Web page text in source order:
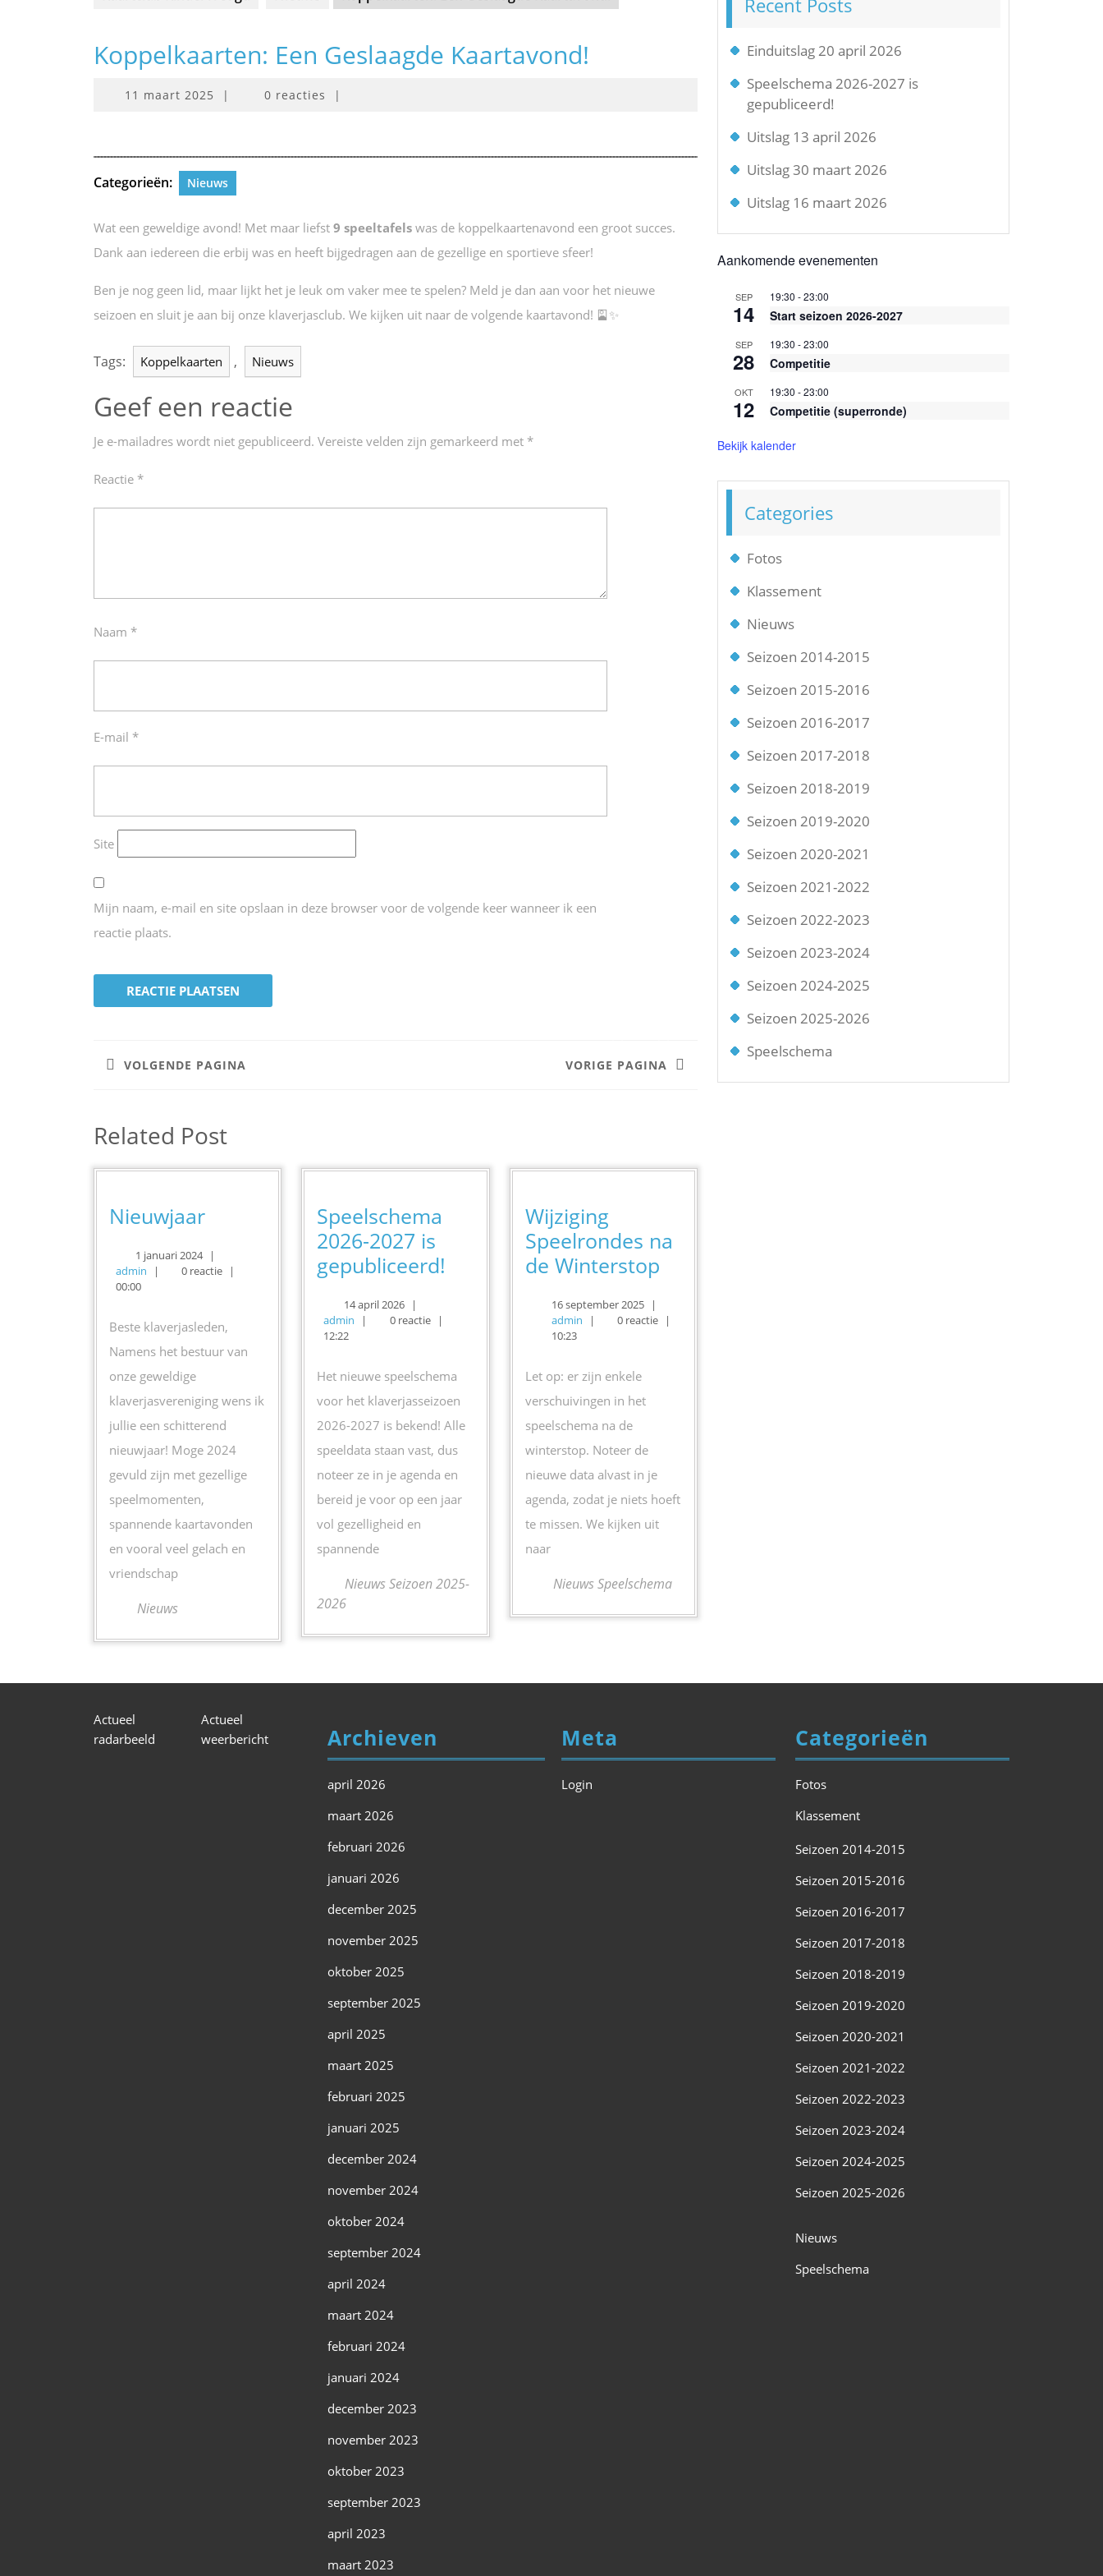
Koppelkaarten: Een Geslaagde Kaartavond!
11 maart 2025 11| 0 reacties |
Categorieën: Nieuws
Wat een geweldige avond! Met maar liefst 9 speeltafels was de koppelkaartenavond een groot succes.
Dank aan iedereen die erbij was en heeft bijgedragen aan de gezellige en sportieve sfeer!
Ben je nog geen lid, maar lijkt het je leuk om vaker mee te spelen? Meld je dan aan voor het nieuwe
seizoen en sluit je aan bij onze klaverjasclub. We kijken uit naar de volgende kaartavond! 🎴✨
Tags: Koppelkaarten , Nieuws
Geef een reactie
Je e-mailadres wordt niet gepubliceerd. Vereiste velden zijn gemarkeerd met *
Reactie *
Naam *
E-mail *
Site
Mijn naam, e-mail en site opslaan in deze browser voor de volgende keer wanneer ik een
reactie plaats.
navigatie
VOLGENDE PAGINA VORIGE PAGINA
Related Post
NieuwjaarNieuwjaar
1 januari 20241
januari
|
admin admin
| 0 reactie
|
00:00
Beste klaverjasleden,
Namens het bestuur van
onze geweldige
klaverjasvereniging wens ik
jullie een schitterend
nieuwjaar! Moge 2024
gevuld zijn met gezellige
speelmomenten,
spannende kaartavonden
en vooral veel gelach en
vriendschap
Nieuws
Speelschema
2026-2027 is
gepubliceerd! Speelschema
14 april 202614
april
|
admin admin
| 0 reactie
|
12:22
Het nieuwe speelschema
voor het klaverjasseizoen
2026-2027 is bekend! Alle
speeldata staan vast, dus
noteer ze in je agenda en
bereid je voor op een jaar
vol gezelligheid en
spannende
Nieuws Seizoen 2025-
2026
Wijziging
Speelrondes na
de WinterstopWijziging
na
16 september 202516
september
|
adminadmin
| 0 reactie
|
10:23
Let op: er zijn enkele
verschuivingen in het
speelschema na de
winterstop. Noteer de
nieuwe data alvast in je
agenda, zodat je niets hoeft
te missen. We kijken uit
naar
Nieuws Speelschema
Recent Posts
Einduitslag 20 april 2026
Speelschema 2026-2027 is
gepubliceerd!
Uitslag 13 april 2026
Uitslag 30 maart 2026
Uitslag 16 maart 2026
Aankomende evenementen
SEP
14
19:30 -23:00
Start seizoen 2026-2027
SEP
28
19:30 -23:00
Competitie
OKT
12
19:30 -23:00
Competitie (superronde)
Bekijk kalender
Categories
Fotos
Klassement
Nieuws
Seizoen 2014-2015
Seizoen 2015-2016
Seizoen 2016-2017
Seizoen 2017-2018
Seizoen 2018-2019
Seizoen 2019-2020
Seizoen 2020-2021
Seizoen 2021-2022
Seizoen 2022-2023
Seizoen 2023-2024
Seizoen 2024-2025
Seizoen 2025-2026
Speelschema
Actueel
radarbeeld
Actueel
weerbericht
Archieven
april 2026
maart 2026
februari 2026
januari 2026
december 2025
november 2025
oktober 2025
september 2025
april 2025
maart 2025
februari 2025
januari 2025
december 2024
november 2024
oktober 2024
september 2024
april 2024
maart 2024
februari 2024
januari 2024
december 2023
november 2023
oktober 2023
september 2023
april 2023
maart 2023
Meta
Login
Categorieën
Fotos
Klassement
Seizoen 2014-2015
Seizoen 2015-2016
Seizoen 2016-2017
Seizoen 2017-2018
Seizoen 2018-2019
Seizoen 2019-2020
Seizoen 2020-2021
Seizoen 2021-2022
Seizoen 2022-2023
Seizoen 2023-2024
Seizoen 2024-2025
Seizoen 2025-2026
Nieuws
Speelschema